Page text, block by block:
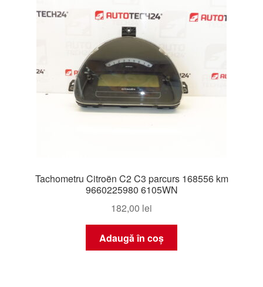
Tachometru Citroën C2 C3 parcurs 168556 km
9660225980 6105WN
182,00 lei
Adaugă în coș